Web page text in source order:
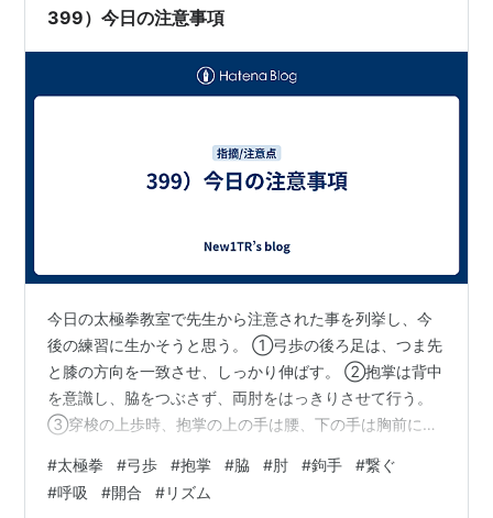
399）今日の注意事項
今日の太極拳教室で先生から注意された事を列挙し、今
後の練習に生かそうと思う。 ①弓歩の後ろ足は、つま先
と膝の方向を一致させ、しっかり伸ばす。 ②抱掌は背中
を意識し、脇をつぶさず、両肘をはっきりさせて行う。
③穿梭の上歩時、抱掌の上の手は腰、下の手は胸前に出
手を上に保ち、身体を下げても、鉤手は落とさない。 ⑤
動きがロボットの様にならぬ様に、呼吸や開合やリズム
#太極拳 #弓歩 #抱掌 #脇 #肘 #鉤手 #繋ぐ
#呼吸 #開合 #リズム